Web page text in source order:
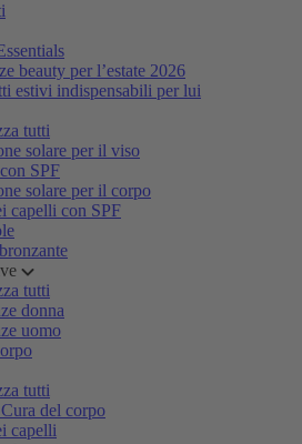
beauty per l’estate 2026
estivi indispensabili per lui
tutti
solare per il viso
SPF
solare per il corpo
capelli con SPF
tutti
donna
uomo
tutti
del corpo
capelli